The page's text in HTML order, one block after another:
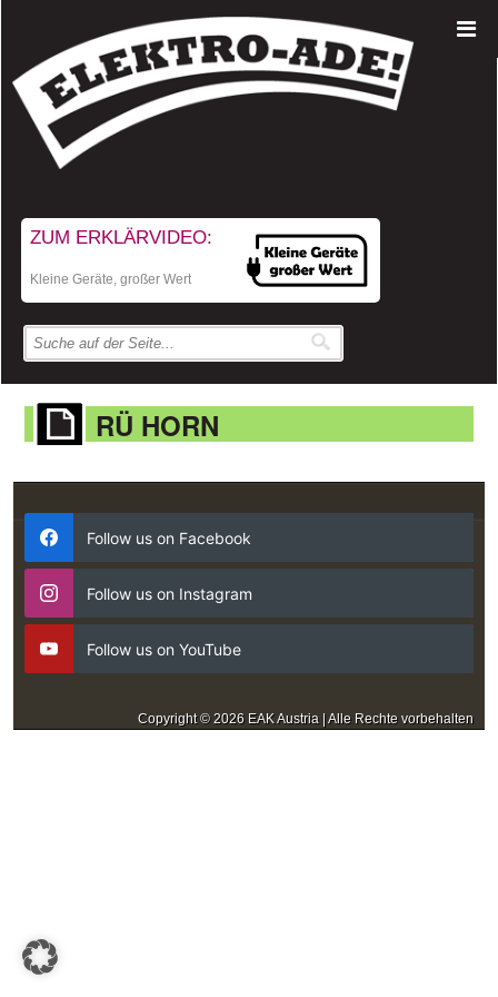
ZUM ERKLÄRVIDEO:
Kleine Geräte, großer Wert
RÜ HORN
Follow us on Facebook
Follow us on Instagram
Follow us on YouTube
Copyright © 2026 EAK Austria | Alle Rechte vorbehalten